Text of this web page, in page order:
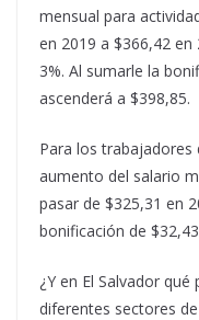
mensual para
en 2019 a $366,42 en
3%. Al sumarle la
ascenderá a $398,85.
Para los trabajadores
aumento del salario
pasar de $325,31 en
bonificación de
¿Y en El Salvador
diferentes sectores